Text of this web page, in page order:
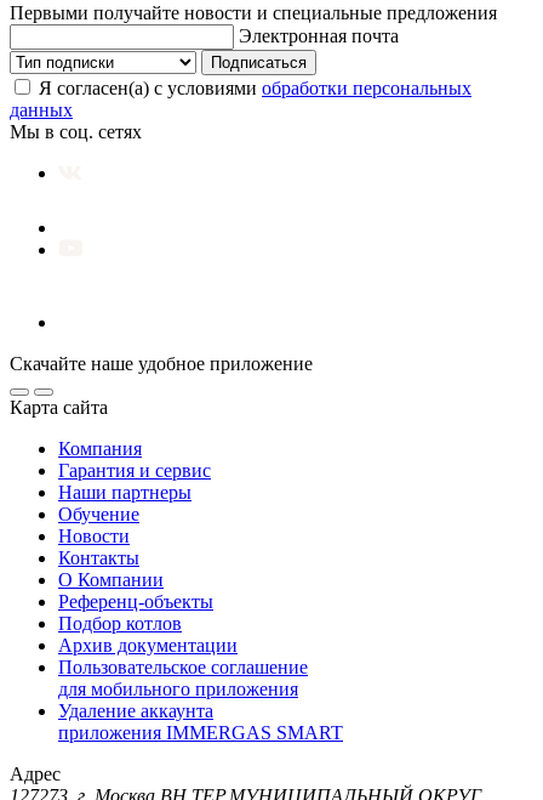
Первыми получайте новости и специальные предложения
Электронная почта
Подписаться
Я согласен(а) с условиями обработки персональных
данных
Мы в соц. сетях
Скачайте наше удобное приложение
Карта сайта
Компания
Гарантия и сервис
Наши партнеры
Обучение
Новости
Контакты
О Компании
Референц-объекты
Подбор котлов
Архив документации
Пользовательское соглашение
для мобильного приложения
Удаление аккаунта
приложения IMMERGAS SMART
Адрес
127273, г. Москва ВН.ТЕР.МУНИЦИПАЛЬНЫЙ ОКРУГ